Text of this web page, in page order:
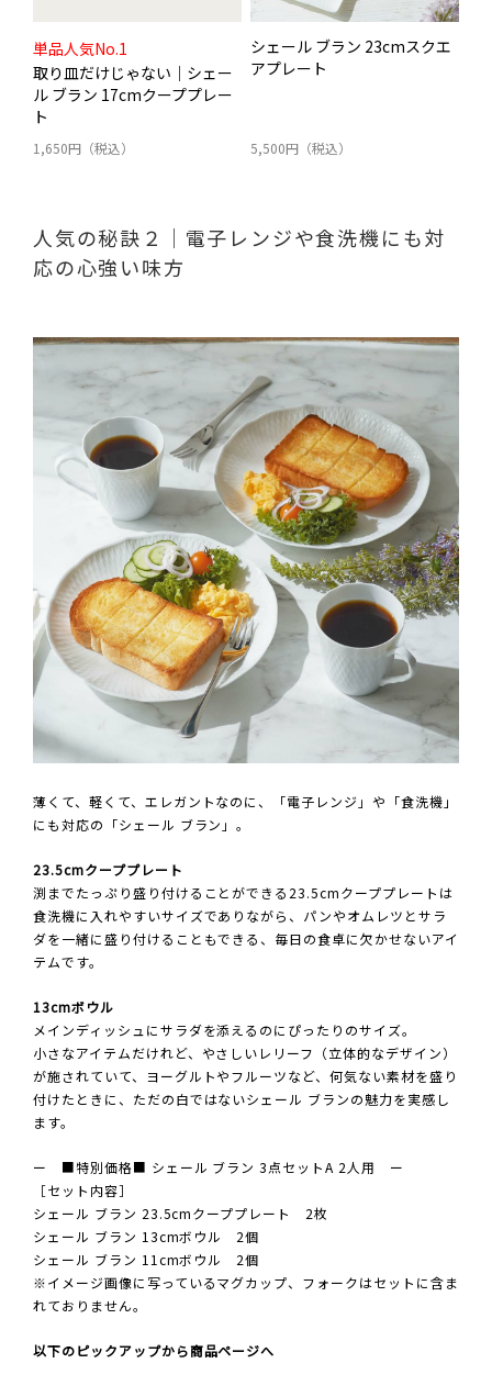
単品人気No.1
取り皿だけじゃない｜シェー
ル ブラン 17cmクーププレー
ト
1,650円（税込）
シェール ブラン 23cmスクエ
アプレート
5,500円（税込）
人気の秘訣２｜電子レンジや食洗機にも対
応の心強い味方
薄くて、軽くて、エレガントなのに、「電子レンジ」や「食洗機」
にも対応の「シェール ブラン」。
23.5cmクーププレート
渕までたっぷり盛り付けることができる23.5cmクーププレートは
食洗機に入れやすいサイズでありながら、パンやオムレツとサラ
ダを一緒に盛り付けることもできる、毎日の食卓に欠かせないアイ
テムです。
13cmボウル
メインディッシュにサラダを添えるのにぴったりのサイズ。
小さなアイテムだけれど、やさしいレリーフ（立体的なデザイン）
が施されていて、ヨーグルトやフルーツなど、何気ない素材を盛り
付けたときに、ただの白ではないシェール ブランの魅力を実感し
ます。
ー ■特別価格■ シェール ブラン 3点セットA 2人用 ー
［セット内容］
シェール ブラン 23.5cmクーププレート 2枚
シェール ブラン 13cmボウル 2個
シェール ブラン 11cmボウル 2個
※イメージ画像に写っているマグカップ、フォークはセットに含ま
れておりません。
以下のピックアップから商品ページへ